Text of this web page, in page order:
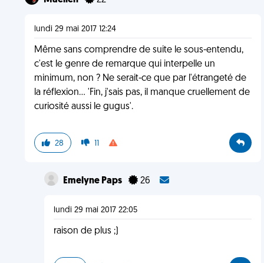
lundi 29 mai 2017 12:24
Même sans comprendre de suite le sous-entendu,
c'est le genre de remarque qui interpelle un
minimum, non ? Ne serait-ce que par l'étrangeté de
la réflexion... 'Fin, j'sais pas, il manque cruellement de
curiosité aussi le gugus'.
28 11
Emelyne Paps 26
lundi 29 mai 2017 22:05
raison de plus ;)